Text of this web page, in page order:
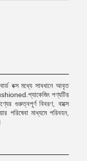
বক্স মধ্যে সাবধানে আবৃত
পণ্যটির
গুরুত্বপূর্ণ বিবরণ, বাক্সে
পরিষেবা মাধ্যমে পরিবহন,